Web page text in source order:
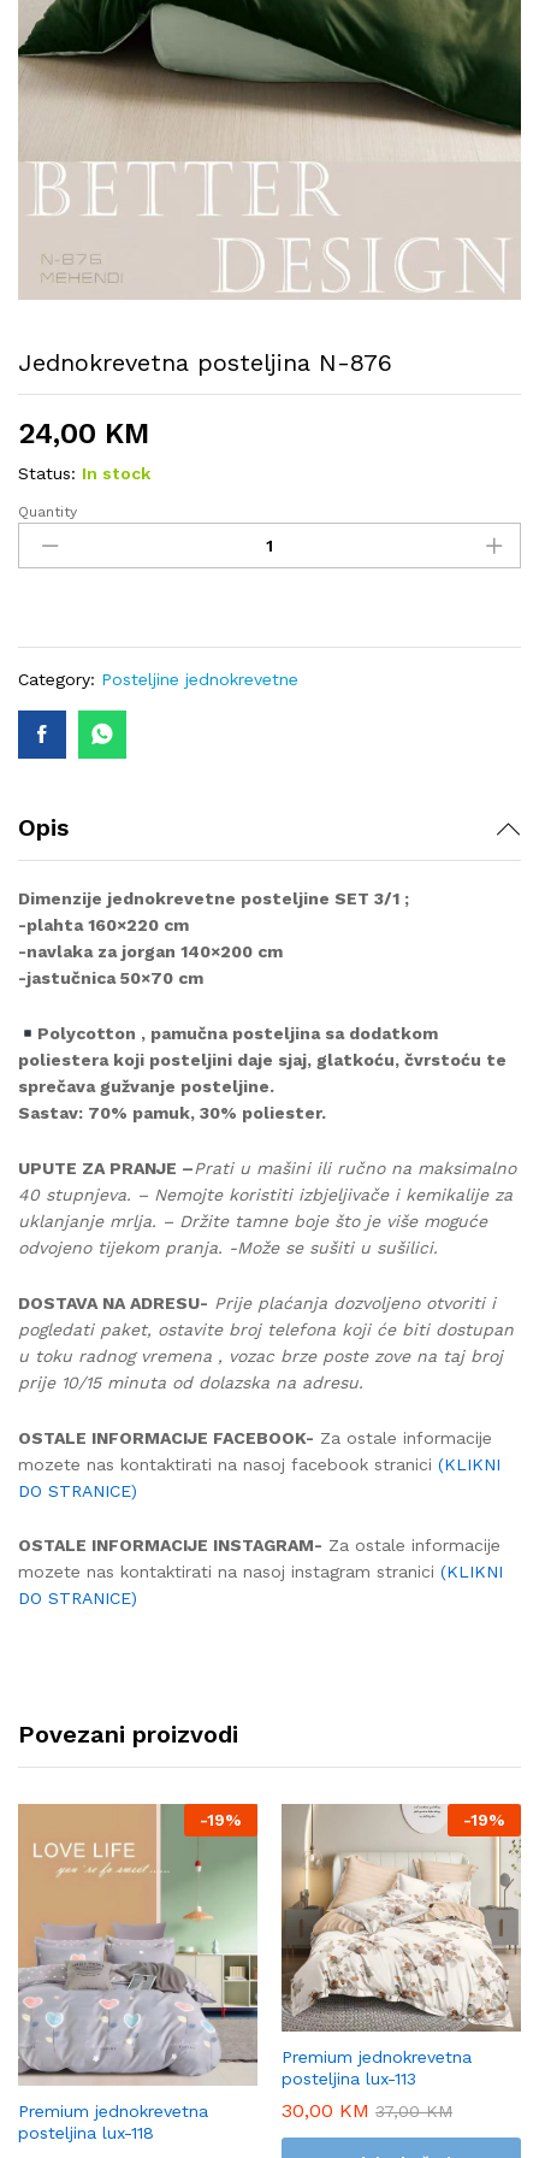
Jednokrevetna posteljina N-876
24,00 KM
Status: In stock
Jednokrevetna
posteljina
N-
Quantity
Category: Posteljine jednokrevetne
Opis
Dimenzije jednokrevetne posteljine SET 3/1 ;
-plahta 160×220 cm
-navlaka za jorgan 140×200 cm
-jastučnica 50×70 cm
Polycotton , pamučna posteljina sa dodatkom
poliestera koji posteljini daje sjaj, glatkoću, čvrstoću te
sprečava gužvanje posteljine.
Sastav: 70% pamuk, 30% poliester.
UPUTE ZA PRANJE –Prati u mašini ili ručno na maksimalno
40 stupnjeva. – Nemojte koristiti izbjeljivače i kemikalije za
uklanjanje mrlja. – Držite tamne boje što je više moguće
odvojeno tijekom pranja. -Može se sušiti u sušilici.
DOSTAVA NA ADRESU- Prije plaćanja dozvoljeno otvoriti i
pogledati paket, ostavite broj telefona koji će biti dostupan
u toku radnog vremena , vozac brze poste zove na taj broj
prije 10/15 minuta od dolazska na adresu.
OSTALE INFORMACIJE FACEBOOK- Za ostale informacije
mozete nas kontaktirati na nasoj facebook stranici (KLIKNI
DO STRANICE)
OSTALE INFORMACIJE INSTAGRAM- Za ostale informacije
mozete nas kontaktirati na nasoj instagram stranici (KLIKNI
DO STRANICE)
Povezani proizvodi
-19%
Premium jednokrevetna
posteljina lux-118
-19%
Premium jednokrevetna
posteljina lux-113
30,00 KM 37,00KM